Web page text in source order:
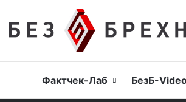
Головна
Фактчек-Лаб БезБ-